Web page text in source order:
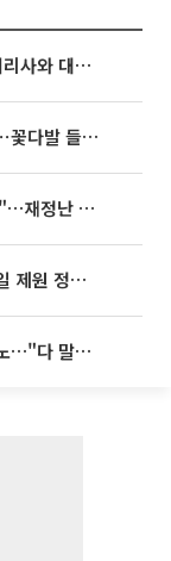
포스코퓨처엠, LFP 시장 뚫었다…배터리사와 대규모 장기 공급 합의
아옳이, 한의사 김형배와 벌써 200일⋯꽃다발 들고 "프러포즈 아냐"
추미애 "복지가 아니라 도민이 늘었다"…재정난 책임론 정면돌파
밀분석 중"
박문성, 축구협회 '성 접대' 보도에 분노…"다 말아먹으려고 작정했나"